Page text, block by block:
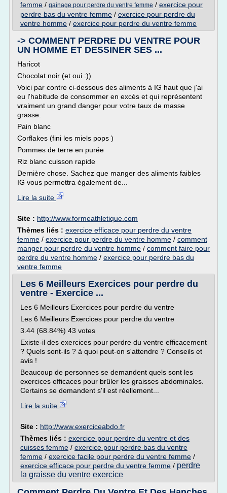
femme / gainage pour perdre du ventre femme / exercice pour
perdre bas du ventre femme / exercice pour perdre du
ventre homme / exercice pour perdre du ventre femme
-> COMMENT PERDRE DU VENTRE POUR
UN HOMME ET DESSINER SES ...
Haricot
Chocolat noir (et oui :))
Voici par contre ci-dessous des aliments à IG haut que j'ai
eu l'habitude de consommer en excès et qui représentent
vraiment un grand danger pour votre taux de masse
grasse.
Pain blanc
Corflakes (fini les miels pops )
Pommes de terre en purée
Riz blanc cuisson rapide
Dernière chose. Sachez que manger des aliments faibles
IG vous permettra également de...
Lire la suite
Site : http://www.formeathletique.com
Thèmes liés : exercice efficace pour perdre du ventre
femme / exercice pour perdre du ventre homme / comment
manger pour perdre du ventre homme / comment faire pour
perdre du ventre homme / exercice pour perdre bas du
ventre femme
Les 6 Meilleurs Exercices pour perdre du
ventre - Exercice ...
Les 6 Meilleurs Exercices pour perdre du ventre
Les 6 Meilleurs Exercices pour perdre du ventre
3.44 (68.84%) 43 votes
Existe-il des exercices pour perdre du ventre efficacement
? Quels sont-ils ? à quoi peut-on s'attendre ? Conseils et
avis !
Beaucoup de personnes se demandent quels sont les
exercices efficaces pour brûler les graisses abdominales.
Certains se demandent s'il est réellement...
Lire la suite
Site : http://www.exerciceabdo.fr
Thèmes liés : exercice pour perdre du ventre et des
cuisses femme / exercice pour perdre bas du ventre
femme / exercice facile pour perdre du ventre femme /
exercice efficace pour perdre du ventre femme / perdre
la graisse du ventre exercice